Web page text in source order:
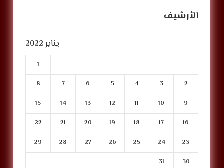
الأرشيف
يناير 2022
1
2
3
4
5
6
7
8
9
10
11
12
13
14
15
16
17
18
19
20
21
22
23
24
25
26
27
28
29
30
31